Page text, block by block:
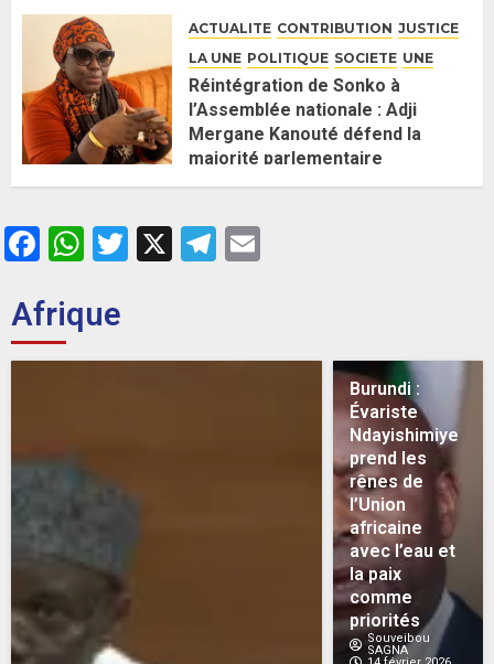
ACTUALITE CONTRIBUTION JUSTICE
LA UNE POLITIQUE SOCIETE UNE
Réintégration de Sonko à
l’Assemblée nationale : Adji
Mergane Kanouté défend la
majorité parlementaire
26 MAI 2026 0
Facebook
WhatsApp
Twitter
X Telegram
Afrique
Burundi :
Évariste
Ndayishimiye
prend les
rênes de
l’Union
africaine
avec l’eau et
la paix
comme
priorités
Souveibou
SAGNA